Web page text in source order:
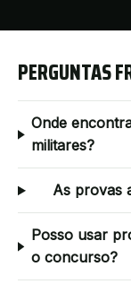
PERGUNTAS
Onde
militares?
As provas
Posso usar
o concurso?